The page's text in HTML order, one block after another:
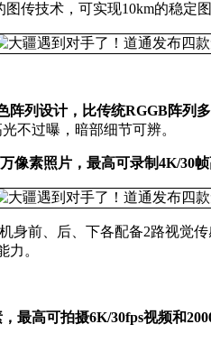
传技术，可实现10km的稳定
列设计，比传统RGGB阵列多
不过曝，暗部细节可辨。
像素照片，最高可录制4K/30帧
前、后、下各配备2路视觉
力。
最高可拍摄6K/30fps视频和